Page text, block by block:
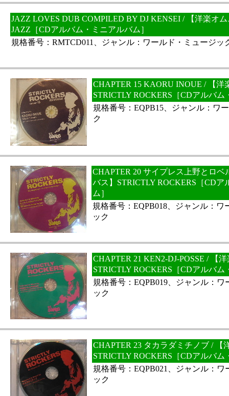
JAZZ LOVES DUB COMPILED BY DJ KENSEI / 【洋楽オ
JAZZ［CDアルバム・ミニアルバム］
規格番号：RMTCD011、ジャンル：ワールド・ミュージッ
CHAPTER 15 KAORU INOUE / 【洋
STRICTLY ROCKERS［CDアルバム
規格番号：EQPB15、ジャンル：ワ
ク
CHAPTER 20 サイプレス上野とロベ
バス】STRICTLY ROCKERS［CDア
ム］
規格番号：EQPB018、ジャンル：ワ
ック
CHAPTER 21 KEN2-DJ-POSSE / 【
STRICTLY ROCKERS［CDアルバム
規格番号：EQPB019、ジャンル：ワ
ック
CHAPTER 23 タカラダミチノブ / 【
STRICTLY ROCKERS［CDアルバム
規格番号：EQPB021、ジャンル：ワ
ック